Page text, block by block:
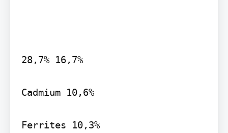
28,7% 16,7%
Cadmium 10,6%
Ferrites 10,3%